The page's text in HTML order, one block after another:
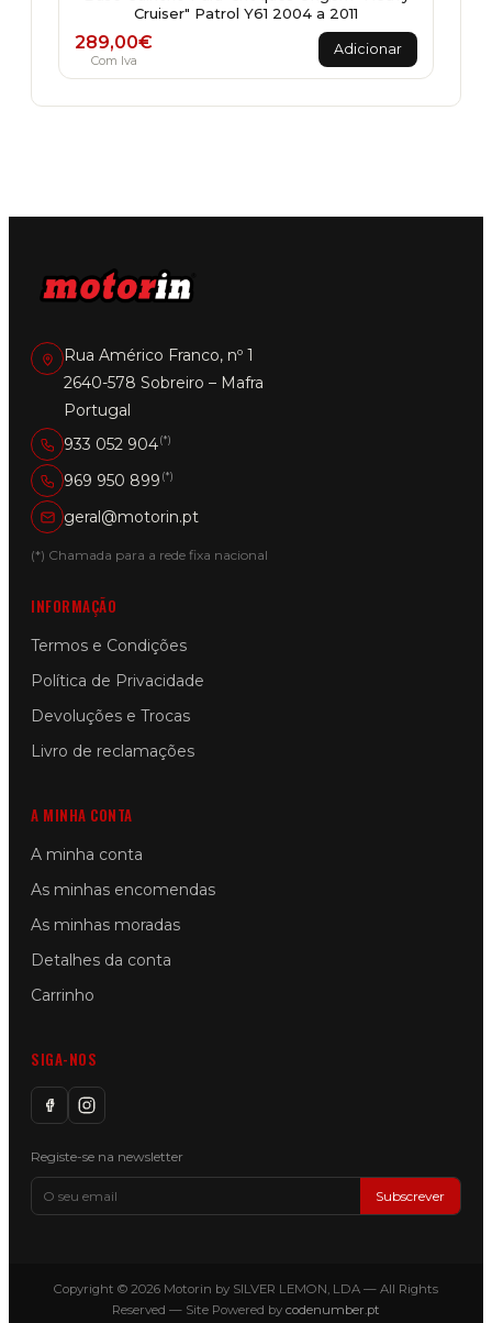
Cruiser" Patrol Y61 2004 a 2011
289,00€
Com Iva
Adicionar
Rua Américo Franco, nº 1
2640-578 Sobreiro – Mafra
Portugal
933 052 904(*)
969 950 899 (*)
geral@motorin.pt
(*) Chamada para a rede fixa nacional
INFORMAÇÃO
Termos e Condições
Política de Privacidade
Devoluções e Trocas
Livro de reclamações
A MINHA CONTA
A minha conta
As minhas encomendas
As minhas moradas
Detalhes da conta
Carrinho
SIGA-NOS
Registe-se na newsletter
Subscrever
Copyright © 2026 Motorin by SILVER LEMON, LDA — All Rights
Reserved — Site Powered by codenumber.pt